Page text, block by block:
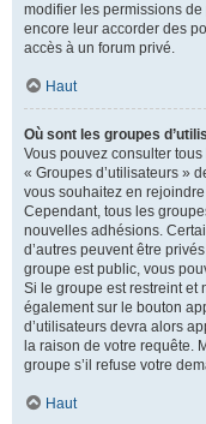
modifier les permissions
encore leur accorder des
accès à un forum privé.
Haut
Où sont les groupes
Vous pouvez consulter
« Groupes d’utilisateurs »
vous souhaitez en
Cependant, tous les
nouvelles adhésions.
d’autres peuvent être
groupe est public, vous
Si le groupe est restreint et
également sur le bouton
d’utilisateurs devra alors
la raison de votre requête.
groupe s’il refuse votre
Haut